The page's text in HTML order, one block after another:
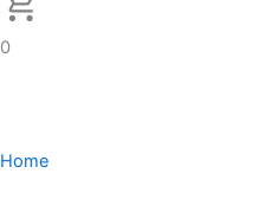
0
Home